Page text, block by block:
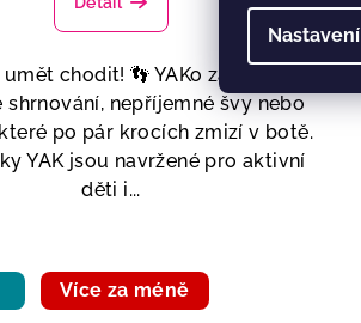
Nastavení
chodit! 👣 YAKo zabiYAK? 😎
shrnování, nepříjemné švy nebo
po pár krocích zmizí v botě.
YAK jsou navržené pro aktivní
děti i...
Více za méně